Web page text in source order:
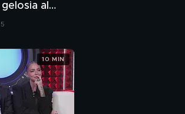
gelosia al
10 MIN